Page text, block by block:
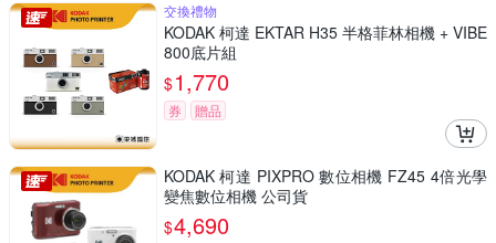
交換禮物
KODAK 柯達 EKTAR H35 半格菲林相機 + VIBE
800底片組
$1,770
券 贈品
KODAK 柯達 PIXPRO 數位相機 FZ45 4倍光學
變焦數位相機 公司貨
$4,690